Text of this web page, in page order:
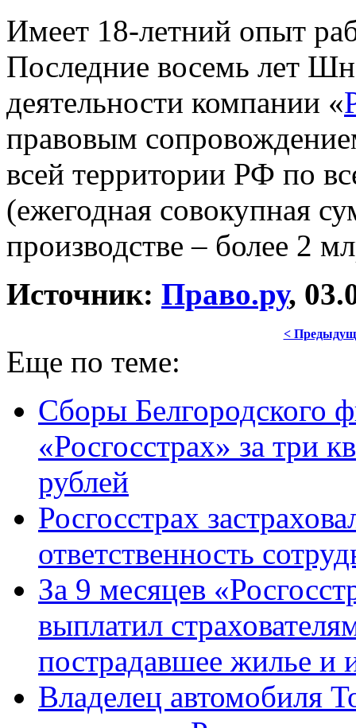
Имеет 18-летний опыт
Последние восемь лет
деятельности компании «
правовым
всей территории РФ по
(ежегодная совокупная
производстве – более 2
Источник: Право.ру,
<
Еще по теме:
Сборы Белгородского
«Росгосстрах» за три
рублей
Росгосстрах
ответственность
За 9 месяцев
выплатил
пострадавшее жилье и
Владелец автомобиля